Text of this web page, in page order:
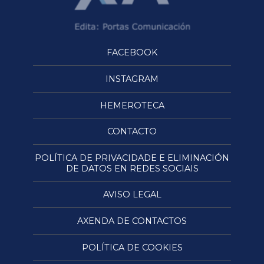
FACEBOOK
INSTAGRAM
HEMEROTECA
CONTACTO
POLÍTICA DE PRIVACIDADE E ELIMINACIÓN
DE DATOS EN REDES SOCIAIS
AVISO LEGAL
AXENDA DE CONTACTOS
POLÍTICA DE COOKIES